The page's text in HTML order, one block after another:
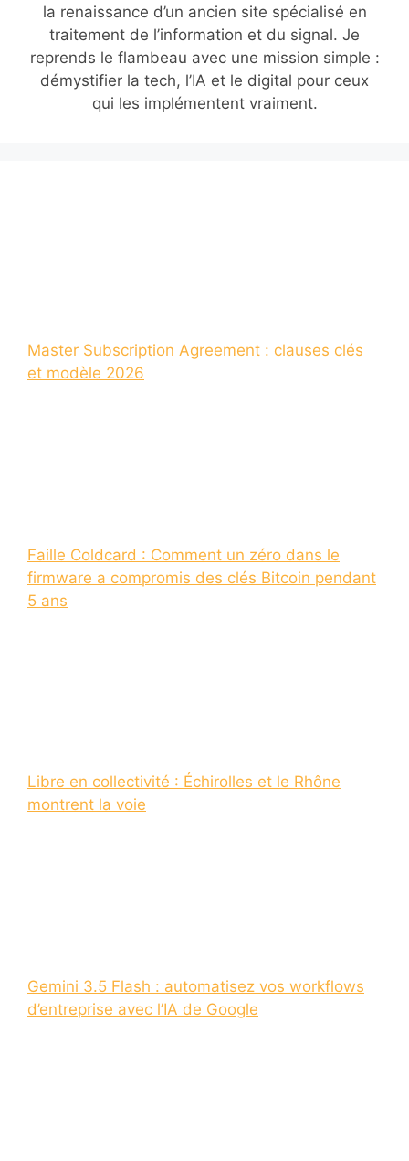
la renaissance d’un ancien site spécialisé en
traitement de l’information et du signal. Je
reprends le flambeau avec une mission simple :
démystifier la tech, l’IA et le digital pour ceux
qui les implémentent vraiment.
Master Subscription Agreement : clauses clés
et modèle 2026
Faille Coldcard : Comment un zéro dans le
firmware a compromis des clés Bitcoin pendant
5 ans
Libre en collectivité : Échirolles et le Rhône
montrent la voie
Gemini 3.5 Flash : automatisez vos workflows
d’entreprise avec l’IA de Google